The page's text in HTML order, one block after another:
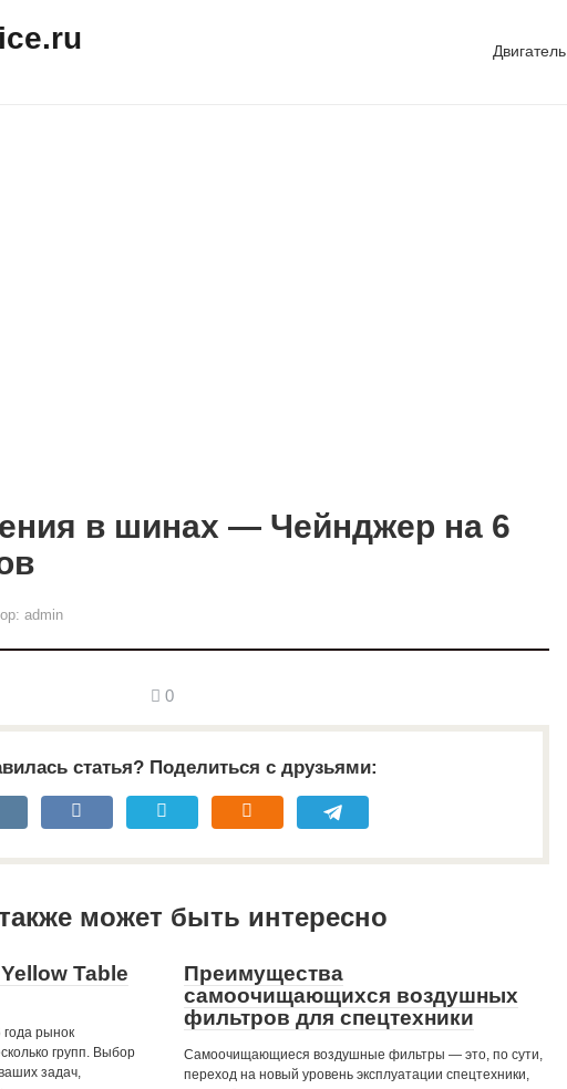
Двигатель
в шинах — Чейнджер на 6
admin
0
статья? Поделиться с друзьями:
может быть интересно
Table
рынок
групп. Выбор
задач,
Преимущества
самоочищающихся воздушных
фильтров для спецтехники
Самоочищающиеся воздушные фильтры — это, по сути,
переход на новый уровень эксплуатации спецтехники,